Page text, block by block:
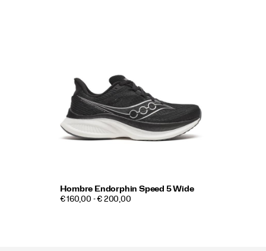
Hombre Endorphin Speed 5 Wide
€ 160,00 - € 200,00